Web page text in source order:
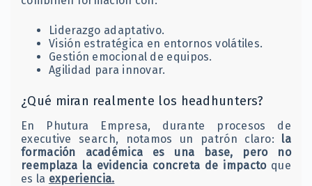
Liderazgo adaptativo.
Visión estratégica en entornos volátiles.
Gestión emocional de equipos.
Agilidad para innovar.
¿Qué miran realmente los headhunters?
En Phutura Empresa, durante procesos de
executive search, notamos un patrón claro: la
formación académica es una base, pero no
reemplaza la evidencia concreta de impactoque
es la experiencia.